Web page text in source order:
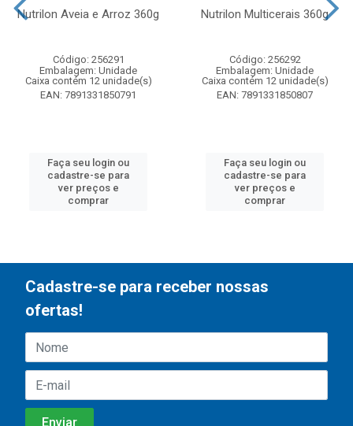
Nutrilon Aveia e Arroz 360g
Código: 256291
Embalagem: Unidade
Caixa contém 12 unidade(s)
EAN: 7891331850791
Faça seu login ou
cadastre-se para
ver preços e
comprar
Nutrilon Multicerais 360g
Código: 256292
Embalagem: Unidade
Caixa contém 12 unidade(s)
EAN: 7891331850807
Faça seu login ou
cadastre-se para
ver preços e
comprar
Cadastre-se para receber nossas
ofertas!